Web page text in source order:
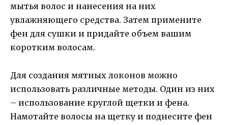
мытья волос и нанесения на них
увлажняющего средства. Затем примените
фен для сушки и придайте объем вашим
коротким волосам.
Для создания мятных локонов можно
использовать различные методы. Один из них
– использование круглой щетки и фена.
Намотайте волосы на щетку и поднесите фен